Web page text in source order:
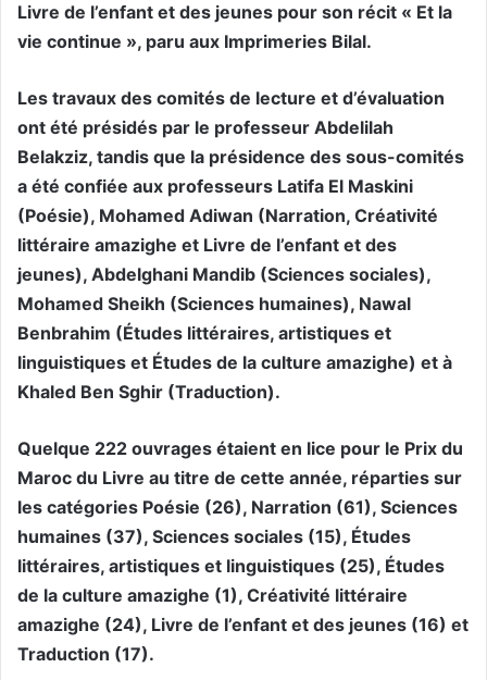
Livre de l’enfant et des jeunes pour son récit « Et la
vie continue », paru aux Imprimeries Bilal.
Les travaux des comités de lecture et d’évaluation
ont été présidés par le professeur Abdelilah
Belakziz, tandis que la présidence des sous-comités
a été confiée aux professeurs Latifa El Maskini
(Poésie), Mohamed Adiwan (Narration, Créativité
littéraire amazighe et Livre de l’enfant et des
jeunes), Abdelghani Mandib (Sciences sociales),
Mohamed Sheikh (Sciences humaines), Nawal
Benbrahim (Études littéraires, artistiques et
linguistiques et Études de la culture amazighe) et à
Khaled Ben Sghir (Traduction).
Quelque 222 ouvrages étaient en lice pour le Prix du
Maroc du Livre au titre de cette année, réparties sur
les catégories Poésie (26), Narration (61), Sciences
humaines (37), Sciences sociales (15), Études
littéraires, artistiques et linguistiques (25), Études
de la culture amazighe (1), Créativité littéraire
amazighe (24), Livre de l’enfant et des jeunes (16) et
Traduction (17).